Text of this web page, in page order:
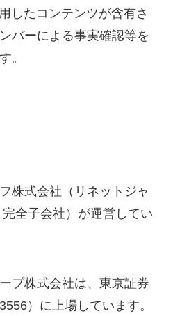
したコンテンツが含有さ
バーによる事実確認等を
。
株式会社（リネットジャ
全子会社）が運営してい
プ株式会社は、東京証券
）に上場しています。